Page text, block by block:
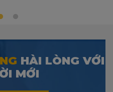
HÀI LÒNG VỚI
MỚI